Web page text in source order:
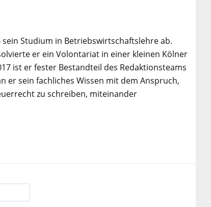
sein Studium in Betriebswirtschaftslehre ab.
er ein Volontariat in einer kleinen Kölner
ist er fester Bestandteil des Redaktionsteams
er sein fachliches Wissen mit dem Anspruch,
zu schreiben, miteinander